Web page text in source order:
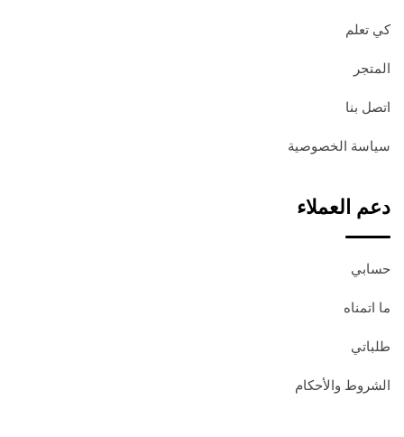
كي تعلم
المتجر
اتصل بنا
سياسة الخصوصية
دعم العملاء
حسابي
ما اتمناه
طلباتي
الشروط والأحكام